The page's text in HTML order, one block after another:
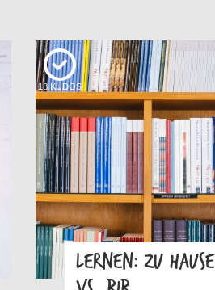
18 KUDOS
LERNEN: ZU HAUSE